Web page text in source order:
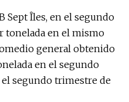
Sept Îles, en el segundo
tonelada en el mismo
general obtenido
en el segundo
segundo trimestre de